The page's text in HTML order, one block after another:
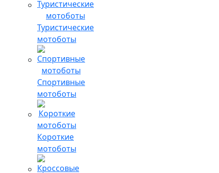
Туристические
мотоботы
Спортивные
мотоботы
Короткие
мотоботы